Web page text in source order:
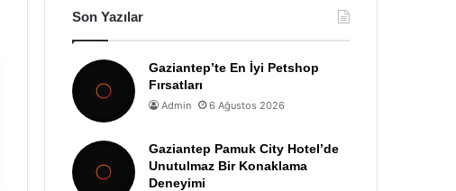
Son Yazılar
Gaziantep’te En İyi Petshop
Fırsatları
Admin 6 Ağustos 2026
Gaziantep Pamuk City Hotel’de
Unutulmaz Bir Konaklama
Deneyimi